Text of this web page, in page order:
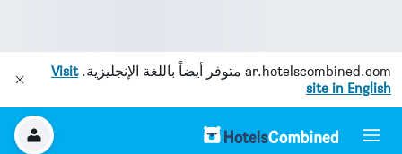
ar.hotelscombined.com متوفر أيضاً باللغة الإنجليزية.Visit
site in English